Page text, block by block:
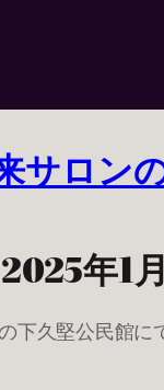
サロン
年1
下久堅公民館